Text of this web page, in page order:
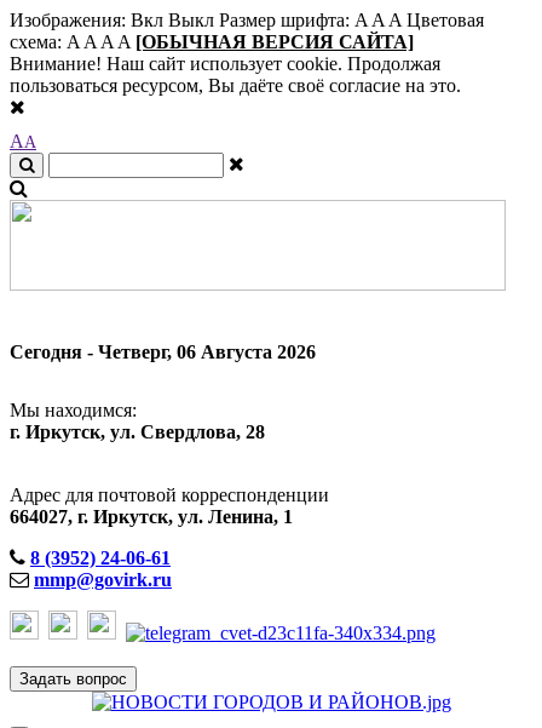
Изображения: Вкл Выкл Размер шрифта: A A A Цветовая
схема: A A A A [ОБЫЧНАЯ ВЕРСИЯ САЙТА]
Внимание! Наш сайт использует cookie. Продолжая
пользоваться ресурсом, Вы даёте своё согласие на это.
AA
Сегодня - Четверг, 06 Августа 2026
Мы находимся:
г. Иркутск, ул. Свердлова, 28
Адрес для почтовой корреспонденции
664027, г. Иркутск, ул. Ленина, 1
8 (3952) 24-06-61
mmp@govirk.ru
Задать вопрос